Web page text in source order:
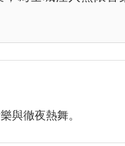
與徹夜熱舞。